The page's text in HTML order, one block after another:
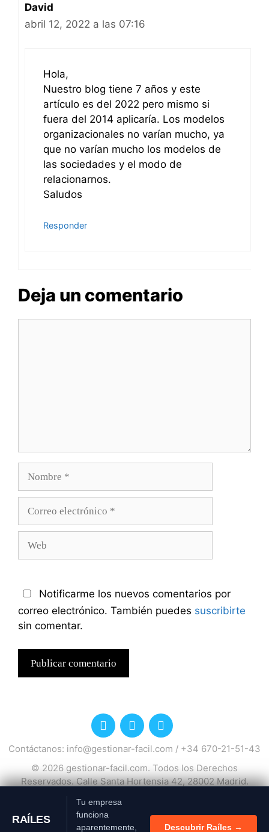
David
abril 12, 2022 a las 07:16
Hola,
Nuestro blog tiene 7 años y este
artículo es del 2022 pero mismo si
fuera del 2014 aplicaría. Los modelos
organizacionales no varían mucho, ya
que no varían mucho los modelos de
las sociedades y el modo de
relacionarnos.
Saludos
Responder
Deja un comentario
Notificarme los nuevos comentarios por
correo electrónico. También puedes suscribirte
sin comentar.
Contáctanos: info@gestionar-facil.com / +34 670-21-51-43
© 2026 gestionar-facil.com. Todos los Derechos
Reservados. Calle Santa Hortensia 42, 28002 Madrid.
Política de privacidad
RAÍLES
Tu empresa
funciona
aparentemente,
Descubrir Raíles →
Si continúas utilizando este
sitio aceptas el uso de
cookies.más información